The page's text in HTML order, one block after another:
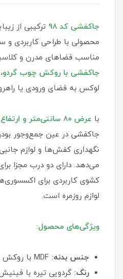
جاکفشی کد 98
ترکیبی از
محصولی با طراحی کاربردی
مناسب فضاهای مدرن و
جاکفشی با روکش چوب گردو،
لوکس به فضای ورودی یا
با عرض ۸۰ سانتی‌متر و ارتفاع ۹۵ سانتی‌متر
جاکفشی در عین جمع‌وجور
نگهداری کفش‌ها و لوازم جانبی
می‌دهد. دارای دو درب مجزا
کشوی کاربردی برای
لوازم روزمره است.
ویژگی‌های محصول:
جنس بدنه:
رنگ: گردویی تیره با